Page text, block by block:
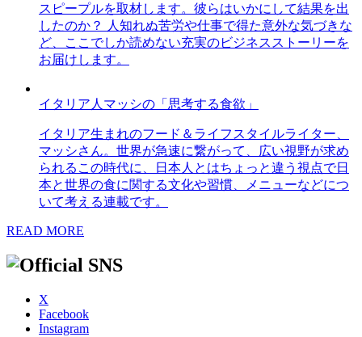
スピープルを取材します。彼らはいかにして結果を出
したのか？ 人知れぬ苦労や仕事で得た意外な気づきな
ど、ここでしか読めない充実のビジネスストーリーを
お届けします。
イタリア人マッシの「思考する食欲」
イタリア生まれのフード＆ライフスタイルライター、
マッシさん。世界が急速に繋がって、広い視野が求め
られるこの時代に、日本人とはちょっと違う視点で日
本と世界の食に関する文化や習慣、メニューなどにつ
いて考える連載です。
READ MORE
X
Facebook
Instagram